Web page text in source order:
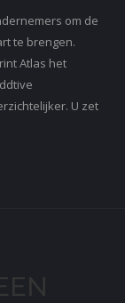
om de
te brengen.
Atlas het
U zet